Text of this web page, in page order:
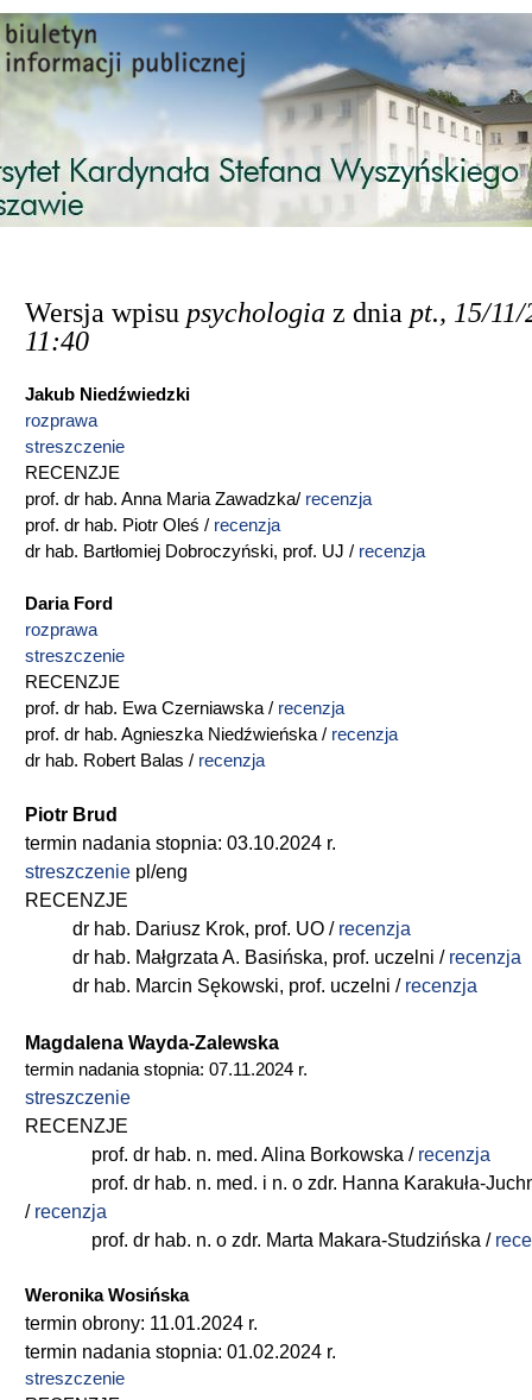
Przejdź do treści
Wersja wpisu psychologia z dnia pt., 15/
11:40
Jakub Niedźwiedzki
rozprawa
streszczenie
RECENZJE
prof. dr hab. Anna Maria Zawadzka/ recenzja
prof. dr hab. Piotr Oleś / recenzja
dr hab. Bartłomiej Dobroczyński, prof. UJ / recenzja
Daria Ford
rozprawa
streszczenie
RECENZJE
prof. dr hab. Ewa Czerniawska / recenzja
prof. dr hab. Agnieszka Niedźwieńska / recenzja
dr hab. Robert Balas / recenzja
Piotr Brud
termin nadania stopnia: 03.10.2024 r.
streszczenie pl/eng
RECENZJE
dr hab. Dariusz Krok, prof. UO / recenzja
dr hab. Małgrzata A. Basińska, prof. uczelni / recenzja
dr hab. Marcin Sękowski, prof. uczelni / recenzja
Magdalena Wayda-Zalewska
termin nadania stopnia: 07.11.2024 r.
streszczenie
RECENZJE
prof. dr hab. n. med. Alina Borkowska / recenzja
prof. dr hab. n. med. i n. o zdr. Hanna Karakuła-
/ recenzja
prof. dr hab. n. o zdr. Marta Makara-Studzińska /
Weronika Wosińska
termin obrony: 11.01.2024 r.
termin nadania stopnia: 01.02.2024 r.
streszczenie